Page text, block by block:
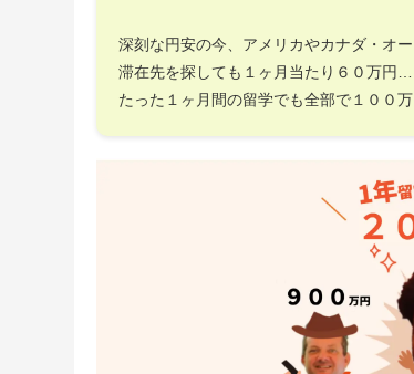
深刻な円安の今、アメリカやカナダ・オ
滞在先を探しても１ヶ月当たり６０万円
たった１ヶ月間の留学でも全部で１００